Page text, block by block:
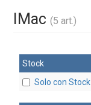
IMac (5 art.)
Stock
Solo con Stock